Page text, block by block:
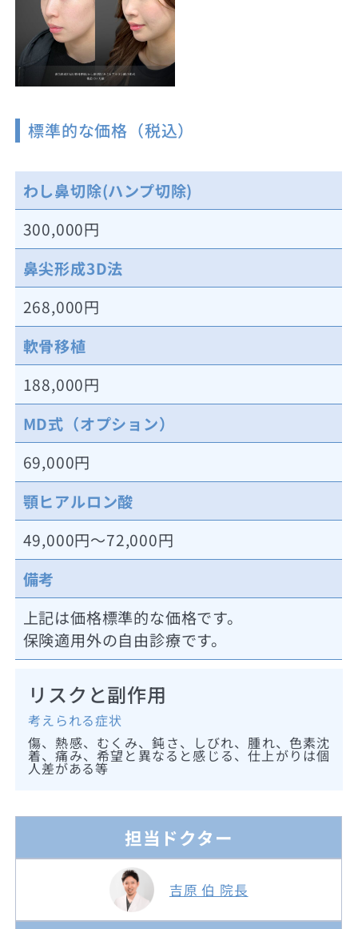
標準的な価格（税込）
わし鼻切除(ハンプ切除)
300,000円
鼻尖形成3D法
268,000円
軟骨移植
188,000円
MD式（オプション）
69,000円
顎ヒアルロン酸
49,000円〜72,000円
備考
上記は価格標準的な価格です。
保険適用外の自由診療です。
リスクと副作用
考えられる症状
傷、熱感、むくみ、鈍さ、しびれ、腫れ、色素沈
着、痛み、希望と異なると感じる、仕上がりは個
人差がある等
担当ドクター
吉原 伯 院長